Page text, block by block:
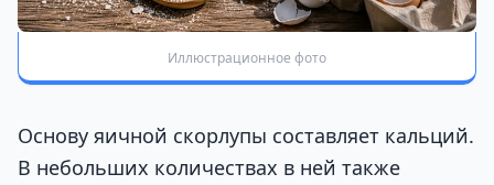
Иллюстрационное фото
Основу яичной скорлупы составляет кальций.
В небольших количествах в ней также